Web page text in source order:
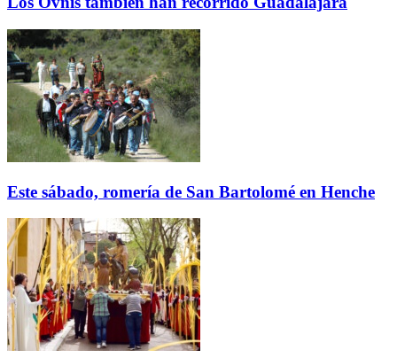
Este sábado, romería de San Bartolomé en Henche